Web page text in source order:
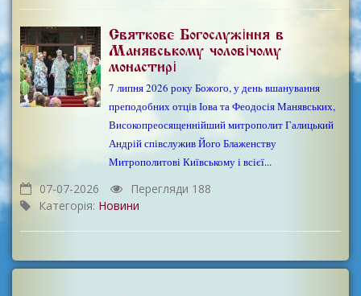
Святкове Богослужіння в
Манявському чоловічому
монастирі
7 липня 2026 року Божого, у день вшанування
преподобних отців Іова та Феодосія Манявських,
Високопреосященнійший митрополит Галицький
Андрій співслужив Його Блаженству
Митрополитові Київському і всієї...
07-07-2026
Перегляди 188
Категорія: Новини